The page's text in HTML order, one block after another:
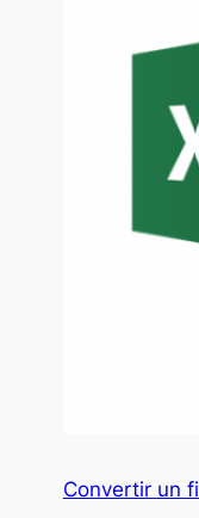
Convertir un